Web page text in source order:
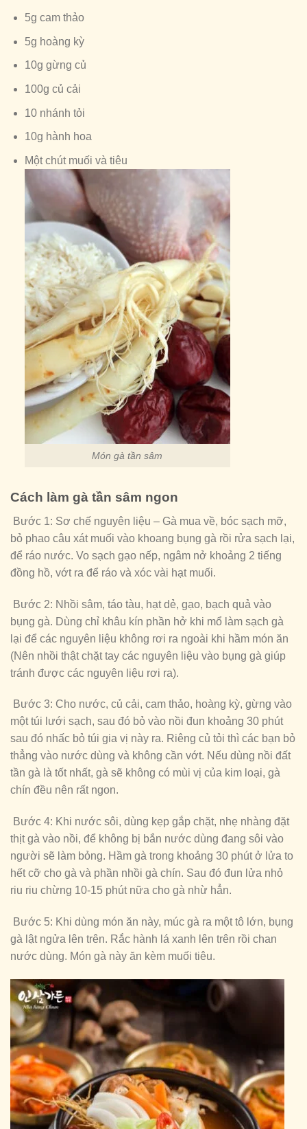
5g cam thảo
5g hoàng kỳ
10g gừng củ
100g củ cải
10 nhánh tỏi
10g hành hoa
Một chút muối và tiêu
Món gà tần sâm
Cách làm gà tần sâm ngon
Bước 1: Sơ chế nguyên liệu – Gà mua về, bóc sạch mỡ,
bỏ phao câu xát muối vào khoang bụng gà rồi rửa sạch lại,
để ráo nước. Vo sạch gạo nếp, ngâm nở khoảng 2 tiếng
đồng hồ, vớt ra để ráo và xóc vài hạt muối.
Bước 2: Nhồi sâm, táo tàu, hạt dẻ, gạo, bạch quả vào
bụng gà. Dùng chỉ khâu kín phần hở khi mổ làm sạch gà
lại để các nguyên liệu không rơi ra ngoài khi hầm món ăn
(Nên nhồi thật chặt tay các nguyên liệu vào bụng gà giúp
tránh được các nguyên liệu rơi ra).
Bước 3: Cho nước, củ cải, cam thảo, hoàng kỳ, gừng vào
một túi lưới sạch, sau đó bỏ vào nồi đun khoảng 30 phút
sau đó nhấc bỏ túi gia vị này ra. Riêng củ tỏi thì các bạn bỏ
thẳng vào nước dùng và không cần vớt. Nếu dùng nồi đất
tần gà là tốt nhất, gà sẽ không có mùi vị của kim loại, gà
chín đều nên rất ngon.
Bước 4: Khi nước sôi, dùng kẹp gắp chặt, nhẹ nhàng đặt
thịt gà vào nồi, để không bị bắn nước dùng đang sôi vào
người sẽ làm bỏng. Hầm gà trong khoảng 30 phút ở lửa to
hết cỡ cho gà và phần nhồi gà chín. Sau đó đun lửa nhỏ
riu riu chừng 10-15 phút nữa cho gà nhừ hẳn.
Bước 5: Khi dùng món ăn này, múc gà ra một tô lớn, bụng
gà lật ngửa lên trên. Rắc hành lá xanh lên trên rồi chan
nước dùng. Món gà này ăn kèm muối tiêu.